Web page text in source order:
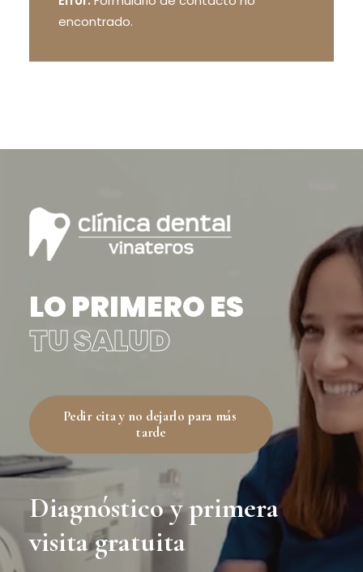
encontrado.
LO PRIMERO ES
TU SALUD
Pedir cita y no dejarlo para más
tarde
Diagnóstico y primera
visita gratuita